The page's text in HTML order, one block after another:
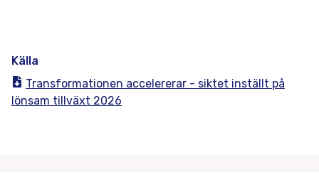
Källa
Transformationen accelererar - siktet inställt på
lönsam tillväxt 2026